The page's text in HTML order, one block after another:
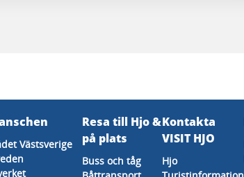
Västsverige
Resa till Hjo &
på plats
Buss och tåg
Kontakta
VISIT HJO
Hjo